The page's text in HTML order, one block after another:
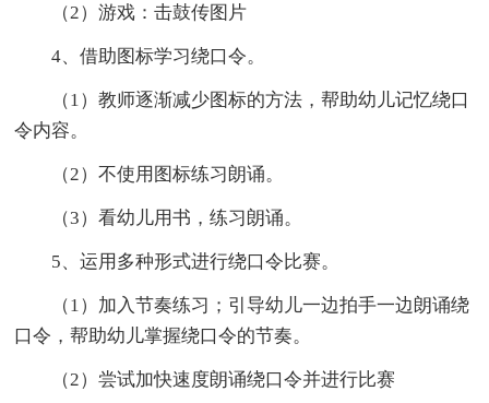
（2）游戏：击鼓传图片
4、借助图标学习绕口令。
（1）教师逐渐减少图标的方法，帮助幼儿记忆绕口
令内容。
（2）不使用图标练习朗诵。
（3）看幼儿用书，练习朗诵。
5、运用多种形式进行绕口令比赛。
（1）加入节奏练习；引导幼儿一边拍手一边朗诵绕
口令，帮助幼儿掌握绕口令的节奏。
（2）尝试加快速度朗诵绕口令并进行比赛